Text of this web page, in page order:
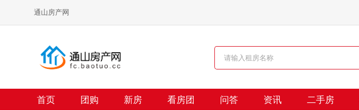
通山房产网
首页 团购 新房 看房团 问答 资讯 二手房